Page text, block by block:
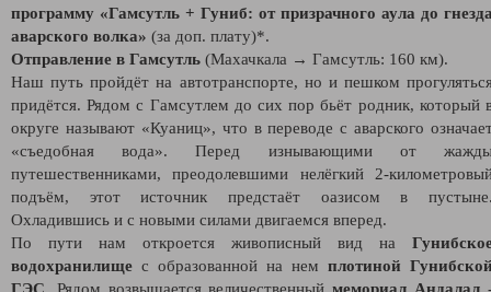
программу «Гамсутль + Гуниб: от призрачного аула до
аварского волка» (за доп. плату)*.
Отправление в Гамсутль (Махачкала → Гамсутль: 160 км).
Наш путь пройдёт на автотранспорте, но и пешком
придётся. Рядом с Гамсутлем до сих пор бьёт родник, который
округе называют «Куаниц», что в переводе с аварского
«съедобная вода». Перед изнывающими от
путешественниками, преодолевшими нелёгкий 2-
подъём, этот источник предстаёт оазисом в
Охладившись и с новыми силами двигаемся вперед.
По пути нам откроется живописный вид на
водохранилище с образованной на нем плотиной
ГЭС . Рядом возвышается величественныймемориал Андалал